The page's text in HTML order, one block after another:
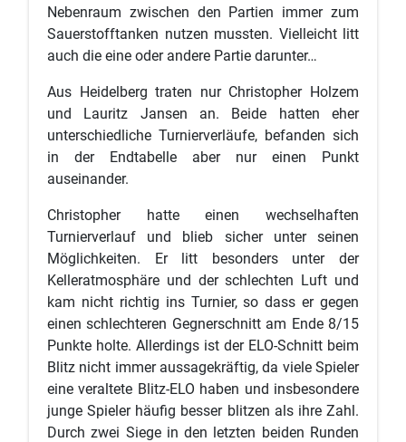
Nebenraum zwischen den Partien immer zum
Sauerstofftanken nutzen mussten. Vielleicht litt
auch die eine oder andere Partie darunter…
Aus Heidelberg traten nur Christopher Holzem
und Lauritz Jansen an. Beide hatten eher
unterschiedliche Turnierverläufe, befanden sich
in der Endtabelle aber nur einen Punkt
auseinander.
Christopher hatte einen wechselhaften
Turnierverlauf und blieb sicher unter seinen
Möglichkeiten. Er litt besonders unter der
Kelleratmosphäre und der schlechten Luft und
kam nicht richtig ins Turnier, so dass er gegen
einen schlechteren Gegnerschnitt am Ende 8/15
Punkte holte. Allerdings ist der ELO-Schnitt beim
Blitz nicht immer aussagekräftig, da viele Spieler
eine veraltete Blitz-ELO haben und insbesondere
junge Spieler häufig besser blitzen als ihre Zahl.
Durch zwei Siege in den letzten beiden Runden